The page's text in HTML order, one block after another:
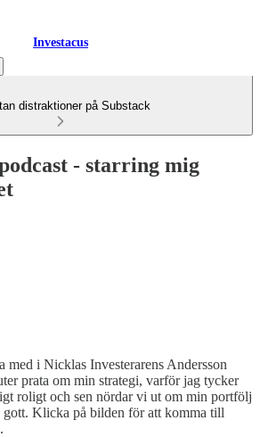
Investacus
distraktioner på Substack
- starring mig
med i Nicklas Investerarens Andersson
prata om min strategi, varför jag tycker
roligt och sen nördar vi ut om min portfölj
gott. Klicka på bilden för att komma till